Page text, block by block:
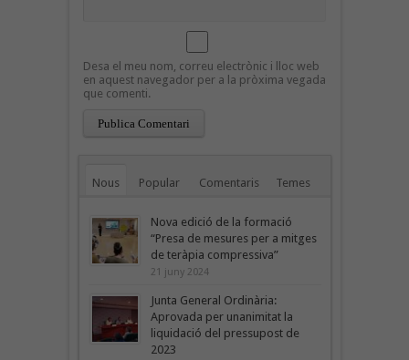
Desa el meu nom, correu electrònic i lloc web
en aquest navegador per a la pròxima vegada
que comenti.
Nous Popular Comentaris Temes
Nova edició de la formació
“Presa de mesures per a mitges
de teràpia compressiva”
21 juny 2024
Junta General Ordinària:
Aprovada per unanimitat la
liquidació del pressupost de
2023